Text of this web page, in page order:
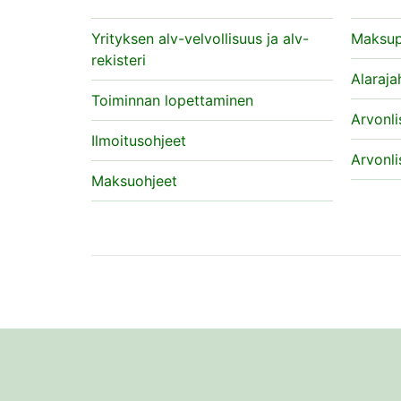
Yrityksen alv-velvollisuus ja alv-
rekisteri
Toiminnan lopettaminen
Ilmoitusohjeet
Maksuohjeet